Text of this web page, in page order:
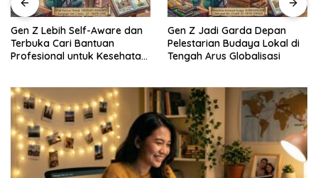
Gen Z Lebih Self-Aware dan
Terbuka Cari Bantuan
Profesional untuk Kesehatan
Gen Z Jadi Garda Depan
Pelestarian Budaya Lokal di
Tengah Arus Globalisasi